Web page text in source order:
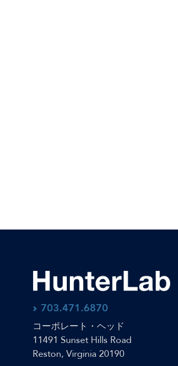
703.471.6870
コーポレート・ヘッド
11491 Sunset Hills Road
Reston, Virginia 20190